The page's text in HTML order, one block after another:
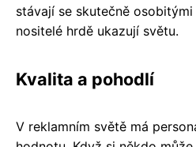
stávají se skutečně
nositelé hrdě ukazují světu.
Kvalita a pohodlí
V reklamním světě má